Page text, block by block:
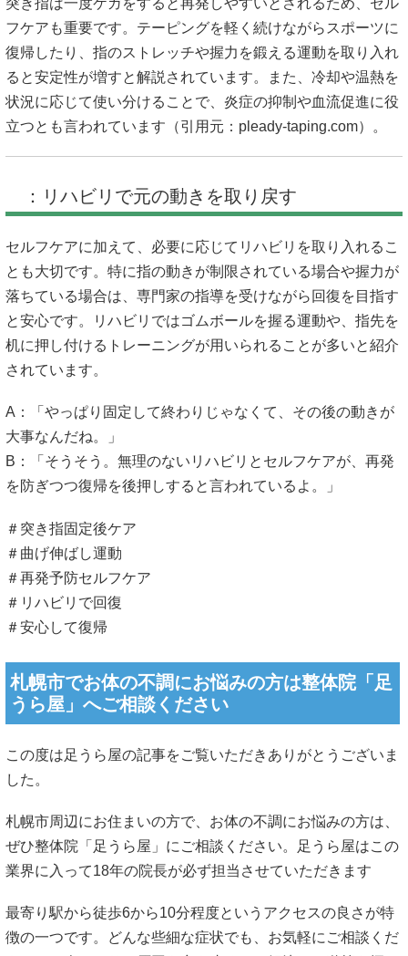
突き指は一度ケガをすると再発しやすいとされるため、セル
フケアも重要です。テーピングを軽く続けながらスポーツに
復帰したり、指のストレッチや握力を鍛える運動を取り入れ
ると安定性が増すと解説されています。また、冷却や温熱を
状況に応じて使い分けることで、炎症の抑制や血流促進に役
立つとも言われています（引用元： pleady-taping.com）。
：リハビリで元の動きを取り戻す
セルフケアに加えて、必要に応じてリハビリを取り入れるこ
とも大切です。特に指の動きが制限されている場合や握力が
落ちている場合は、専門家の指導を受けながら回復を目指す
と安心です。リハビリではゴムボールを握る運動や、指先を
机に押し付けるトレーニングが用いられることが多いと紹介
されています。
A：「やっぱり固定して終わりじゃなくて、その後の動きが
大事なんだね。」
B：「そうそう。無理のないリハビリとセルフケアが、再発
を防ぎつつ復帰を後押しすると言われているよ。」
＃突き指固定後ケア
＃曲げ伸ばし運動
＃再発予防セルフケア
＃リハビリで回復
＃安心して復帰
札幌市でお体の不調にお悩みの方は整体院「足
うら屋」へご相談ください
この度は足うら屋の記事をご覧いただきありがとうございま
した。
札幌市周辺にお住まいの方で、お体の不調にお悩みの方は、
ぜひ整体院「足うら屋」にご相談ください。足うら屋はこの
業界に入って18年の院長が必ず担当させていただきます
最寄り駅から徒歩6から10分程度というアクセスの良さが特
徴の一つです。どんな些細な症状でも、お気軽にご相談くだ